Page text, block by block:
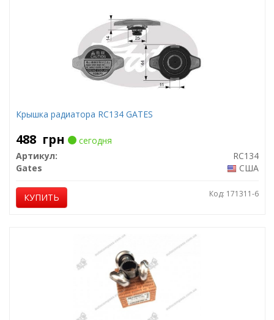
Крышка радиатора RC134 GATES
488 грн
сегодня
Артикул:
RC134
Gates
США
КУПИТЬ Код: 171311-6